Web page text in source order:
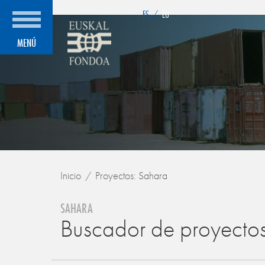
MENÚ
ES / EU
Inicio Proyectos: Sahara
SAHARA
Buscador de